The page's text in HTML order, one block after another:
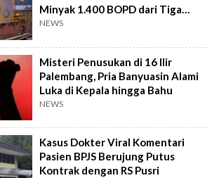
Minyak 1.400 BOPD dari Tiga
Sumur Baru
NEWS
Misteri Penusukan di 16 Ilir
Palembang, Pria Banyuasin Alami
Luka di Kepala hingga Bahu
NEWS
Kasus Dokter Viral Komentari
Pasien BPJS Berujung Putus
Kontrak dengan RS Pusri